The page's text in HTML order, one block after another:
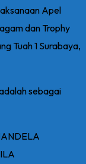
Apel
dan Trophy
Tuah 1 Surabaya,
sebagai